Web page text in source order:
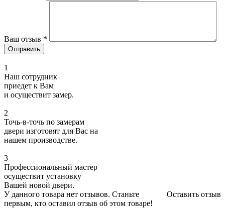
Ваш отзыв *
1
Наш сотрудник
приедет к Вам
и осуществит замер.
2
Точь-в-точь по замерам
двери изготовят для Вас на
нашем производстве.
3
Профессиональный мастер
осуществит установку
Вашей новой двери.
Оставить отзыв
У данного товара нет отзывов. Станьте
первым, кто оставил отзыв об этом товаре!